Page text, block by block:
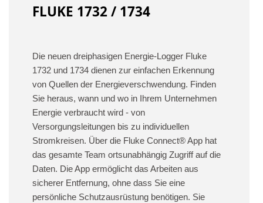
FLUKE 1732 / 1734
Die neuen dreiphasigen Energie-Logger Fluke
1732 und 1734 dienen zur einfachen Erkennung
von Quellen der Energieverschwendung. Finden
Sie heraus, wann und wo in Ihrem Unternehmen
Energie verbraucht wird - von
Versorgungsleitungen bis zu individuellen
Stromkreisen. Über die Fluke Connect® App hat
das gesamte Team ortsunabhängig Zugriff auf die
Daten. Die App ermöglicht das Arbeiten aus
sicherer Entfernung, ohne dass Sie eine
persönliche Schutzausrüstung benötigen. Sie